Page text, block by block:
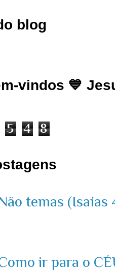
blog
vindos 💙
5 4 8
temas (Isaías
ir para o